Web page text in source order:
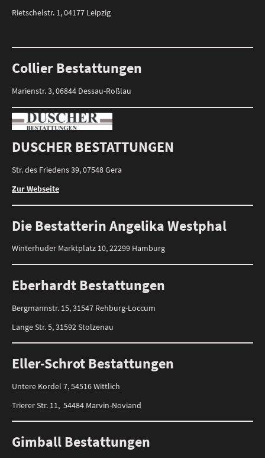
Rietschelstr. 1, 04177 Leipzig
Collier Bestattungen
Marienstr. 3, 06844 Dessau-Roßlau
DUSCHER BESTATTUNGEN
Str. des Friedens 39, 07548 Gera
Zur Webseite
Die Bestatterin Angelika Westphal
Winterhuder Marktplatz 10, 22299 Hamburg
Eberhardt Bestattungen
Bergmannstr. 15, 31547 Rehburg-Loccum
Lange Str. 5, 31592 Stolzenau
Eller-Schrot Bestattungen
Untere Kordel 7, 54516 Wittlich
Trierer Str. 11, 54484 Marvin-Noviand
Gimball Bestattungen